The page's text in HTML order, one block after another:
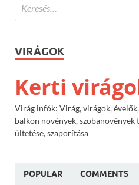
VIRÁGOK
Kerti
Virág infók: Virág, virágok,
balkon növények, szobanövények
ültetése, szaporítása
POPULAR COMMENTS